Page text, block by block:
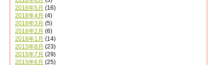
2016年5月 (16)
2016年4月 (4)
2016年3月 (5)
2016年2月 (6)
2016年1月 (14)
2015年8月 (23)
2015年7月 (29)
2015年6月 (25)